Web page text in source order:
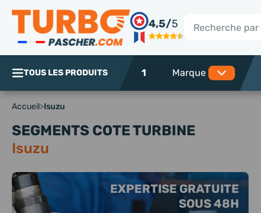
4,5/5
Rechercher
TOUS LES PRODUITS 1
Accueil>Isuzu
SEGMENTS COTE TURBINE
Isuzu
EXPERTISE GRATUITE
SOUS 48H
Panneau de gestion des cookies